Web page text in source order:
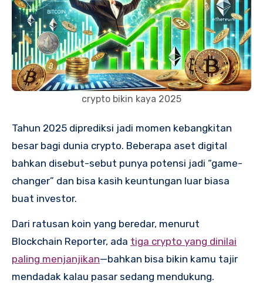
crypto bikin kaya 2025
Tahun 2025 diprediksi jadi momen kebangkitan
besar bagi dunia crypto. Beberapa aset digital
bahkan disebut-sebut punya potensi jadi “game-
changer” dan bisa kasih keuntungan luar biasa
buat investor.
Dari ratusan koin yang beredar, menurut
Blockchain Reporter, ada tiga crypto yang dinilai
paling menjanjikan—bahkan bisa bikin kamu tajir
mendadak kalau pasar sedang mendukung.